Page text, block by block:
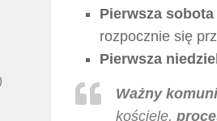
Pierwsza
rozpocznie się
Pierwsza
Ważny
kościele,